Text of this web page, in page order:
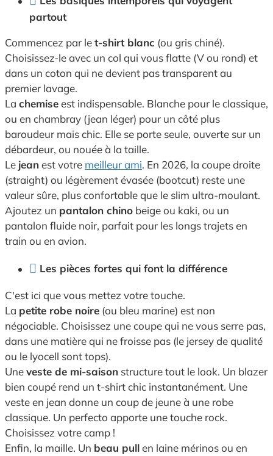
partout
Commencez par let-shirt blanc (ou gris chiné).
Choisissez-le avec un col qui vous flatte (V ou rond) et
dans un coton qui ne devient pas transparent au
premier lavage.
La chemiseest indispensable. Blanche pour le classique,
ou en chambray (jean léger) pour un côté plus
baroudeur mais chic. Elle se porte seule, ouverte sur un
débardeur, ou nouée à la taille.
Le jeanest votre meilleur ami. En 2026, la coupe droite
(straight) ou légèrement évasée (bootcut) reste une
valeur sûre, plus confortable que le slim ultra-moulant.
Ajoutez un pantalon chino beige ou kaki, ou un
pantalon fluide noir, parfait pour les longs trajets en
train ou en avion.
Les pièces fortes qui font la différence
C'est ici que vous mettez votre touche.
La petite robe noire (ou bleu marine) est non
négociable. Choisissez une coupe qui ne vous serre pas,
dans une matière qui ne froisse pas (le jersey de qualité
ou le lyocell sont tops).
Uneveste de mi-saison structure tout le look. Un blazer
bien coupé rend un t-shirt chic instantanément. Une
veste en jean donne un coup de jeune à une robe
classique. Un perfecto apporte une touche rock.
Choisissez votre camp !
Enfin, la maille. Un beau pullen laine mérinos ou en